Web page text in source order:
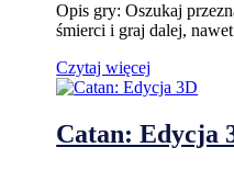
Opis gry: Oszukaj
śmierci i graj dalej,
Czytaj więcej
Catan: Edycja